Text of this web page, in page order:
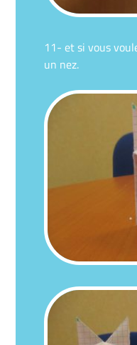
11- et si vous
un nez.